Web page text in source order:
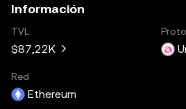
Información
TVL
$87,22K
Red
Ethereum